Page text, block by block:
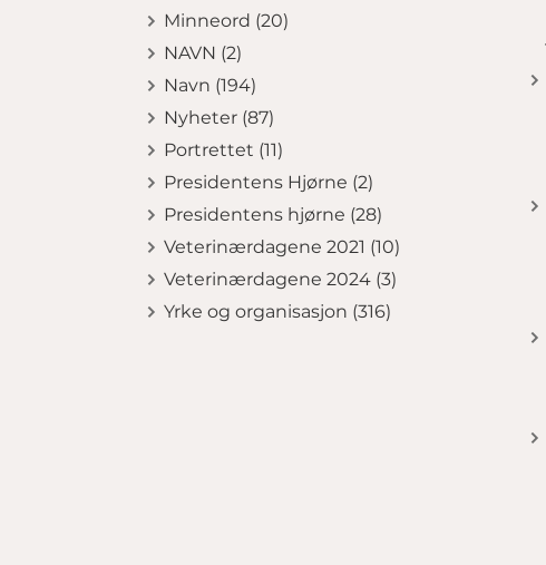
Minneord (20)
NAVN (2)
Navn (194)
Nyheter (87)
Portrettet (11)
Presidentens Hjørne (2)
Presidentens hjørne (28)
Veterinærdagene 2021 (10)
Veterinærdagene 2024 (3)
Yrke og organisasjon (316)